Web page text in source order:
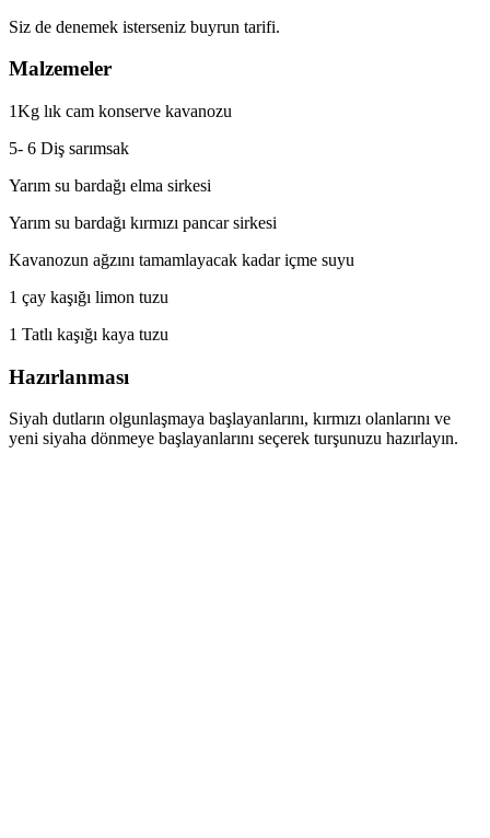
Siz de denemek isterseniz buyrun tarifi.
Malzemeler
1Kg lık cam konserve kavanozu
5- 6 Diş sarımsak
Yarım su bardağı elma sirkesi
Yarım su bardağı kırmızı pancar sirkesi
Kavanozun ağzını tamamlayacak kadar içme suyu
1 çay kaşığı limon tuzu
1 Tatlı kaşığı kaya tuzu
Hazırlanması
Siyah dutların olgunlaşmaya başlayanlarını, kırmızı olanlarını ve
yeni siyaha dönmeye başlayanlarını seçerek turşunuzu hazırlayın.